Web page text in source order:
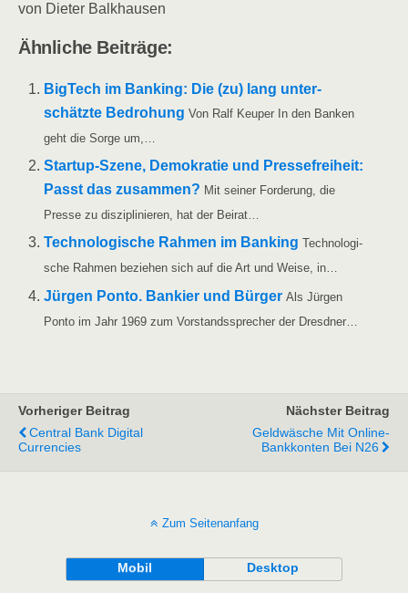
von Die­ter Balkhausen
Ähn­li­che Beiträge:
Big­Tech im Ban­king: Die (zu) lang unter­
schätz­te Bedro­hung Von Ralf Keu­per In den Ban­ken
geht die Sor­ge um,…
Star­t­up-Sze­­ne, Demo­kra­tie und Pres­se­frei­heit:
Passt das zusam­men? Mit sei­ner For­de­rung, die
Pres­se zu dis­zi­pli­nie­ren, hat der Beirat…
Tech­no­lo­gi­sche Rah­men im Ban­king Tech­no­lo­gi­
sche Rah­men bezie­hen sich auf die Art und Wei­se, in…
Jür­gen Pon­to. Ban­kier und Bür­ger Als Jür­gen
Pon­to im Jahr 1969 zum Vor­stands­spre­cher der Dresdner…
Vorheriger Beitrag
Central Bank Digital
Currencies
Nächster Beitrag
Geldwäsche Mit Online-
Bankkonten Bei N26
Zum Seitenanfang
Mobil Desktop